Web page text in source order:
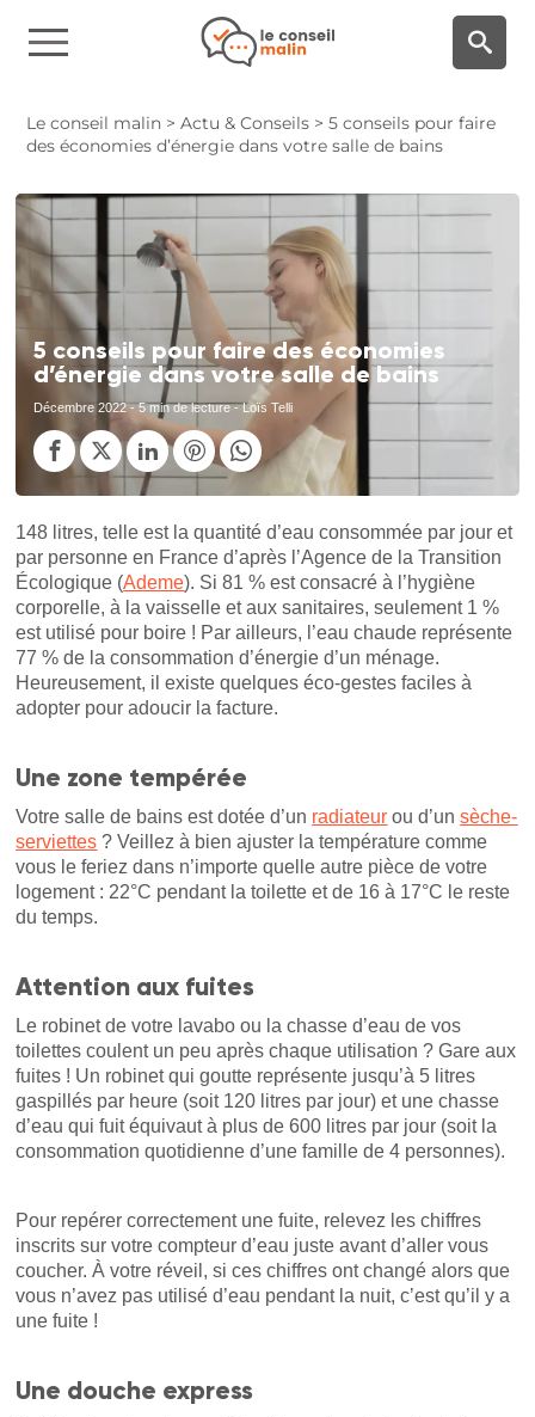
Le conseil malin >Actu & Conseils >5 conseils pour faire
des économies d’énergie dans votre salle de bains
5 conseils pour faire des économies
d’énergie dans votre salle de bains
Décembre 2022- 5 min de lecture - Loïs Telli
148 litres, telle est la quantité d’eau consommée par jour et
par personne en France d’après l’Agence de la Transition
Écologique (Ademe). Si 81 % est consacré à l’hygiène
corporelle, à la vaisselle et aux sanitaires, seulement 1 %
est utilisé pour boire ! Par ailleurs, l’eau chaude représente
77 % de la consommation d’énergie d’un ménage.
Heureusement, il existe quelques éco-gestes faciles à
adopter pour adoucir la facture.
Une zone tempérée
Votre salle de bains est dotée d’un radiateur ou d’unsèche-
serviettes ? Veillez à bien ajuster la température comme
vous le feriez dans n’importe quelle autre pièce de votre
logement : 22°C pendant la toilette et de 16 à 17°C le reste
du temps.
Attention aux fuites
Le robinet de votre lavabo ou la chasse d’eau de vos
toilettes coulent un peu après chaque utilisation ? Gare aux
fuites ! Un robinet qui goutte représente jusqu’à 5 litres
gaspillés par heure (soit 120 litres par jour) et une chasse
d’eau qui fuit équivaut à plus de 600 litres par jour (soit la
consommation quotidienne d’une famille de 4 personnes).
Pour repérer correctement une fuite, relevez les chiffres
inscrits sur votre compteur d’eau juste avant d’aller vous
coucher. À votre réveil, si ces chiffres ont changé alors que
vous n’avez pas utilisé d’eau pendant la nuit, c’est qu’il y a
une fuite !
Une douche express